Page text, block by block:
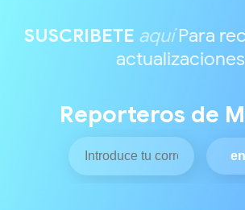
SUSCRIBETE aquíPara
actualizaciones
Reporteros de